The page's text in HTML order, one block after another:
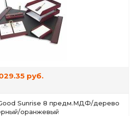
руб.
Sunrise 8 предм.МДФ/дерево
оранжевый